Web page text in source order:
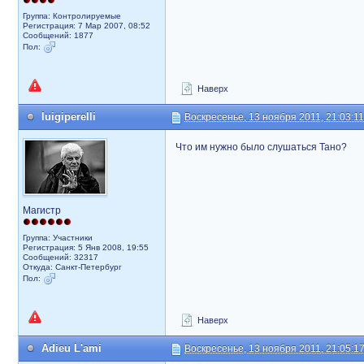
Группа: Контролируемые
Регистрация: 7 Мар 2007, 08:52
Сообщений: 1877
Пол:
Наверх
luigiperelli Воскресенье, 13 ноября 2011, 21:03:11
Магистр
Группа: Участники
Регистрация: 5 Янв 2008, 19:55
Сообщений: 32317
Откуда: Санкт-Петербург
Пол:
Что им нужно было слушаться Тано?
Наверх
Adieu L'ami Воскресенье, 13 ноября 2011, 21:05:17